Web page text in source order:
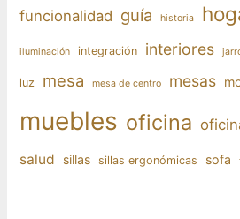
funcionalidad guía historia
iluminación integración interiores
luz mesa mesa de centro mesas
muebles oficina
salud sillas sillas ergonómicas sofa